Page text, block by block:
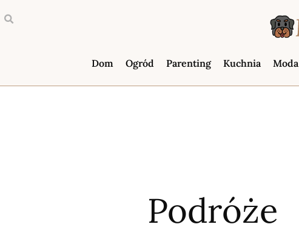
Dom Ogród Parenting Kuchnia Moda
Podróże